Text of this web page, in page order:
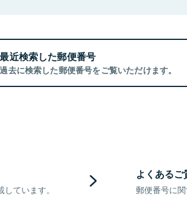
最近検索した郵便番号
過去に検索した郵便番号をご覧いただけます。
ています。
よくある
郵便番号に